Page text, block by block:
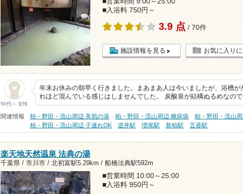
■入浴料 750円～
3.9 点 / 70件
施設情報を見る お気に入り
50代～ 女性
年末お休みの朝早く行きました。まあまあ人は今いましたが、浴槽が
れほど混んでいる感じはしませんでした。 炭酸泉が結構ぬるめなの
関連情報 柏・野田・流山周辺 美肌の湯 柏・野田・流山周辺 糖尿病
柏・野田・流山
柏・野田・流山周辺 子連れOK
逆井駅 増尾駅 新柏駅 五香駅
楽天地天然温泉 法典の湯
千葉県 / 市川市 / 北初富駅5.29km / 船橋法典駅592m
■営業時間 10:00～25:00
■入浴料 950円～